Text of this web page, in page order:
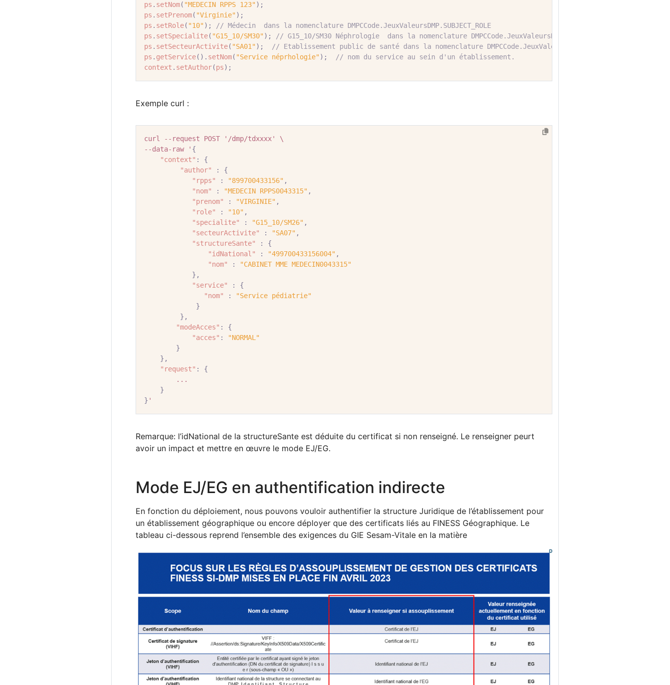
ps . setNom( "MEDECIN RPPS 123");
ps . setPrenom( "Virginie");
ps . setRole( "10");
// Médecin  dans la nomenclature DMPCCode.JeuxValeursDMP.SUBJECT_ROLE
ps . setSpecialite( "G15_10/SM30");
// G15_10/SM30 Néphrologie  dans la nomenclature DMPCCode.JeuxValeursDMP.AUTHOR_SPECIALITY
ps . setSecteurActivite( "SA01");
// Etablissement public de santé dans la nomenclature
ps . getService(). setNom( "Service néprhologie");
// nom du service au sein d'un établissement.
context . setAuthor(ps);
Exemple curl :
curl --request POST '/dmp/tdxxxx'
\
--data-raw
' {
"context" :
{
"author"
:
{
"rpps"
: "899700433156" ,
"nom"
: "MEDECIN RPPS0043315" ,
"prenom"
: "VIRGINIE" ,
"role"
: "10" ,
"specialite"
: "G15_10/SM26" ,
"secteurActivite"
: "SA07" ,
"structureSante"
:
{
"idNational"
: "499700433156004" ,
"nom"
:
"CABINET MME MEDECIN0043315"
},
"service"
:
{
"nom"
:
"Service pédiatrie"
}
},
"modeAcces" :
{
"acces" :
"NORMAL"
}
},
"request" :
{
...
}
} '
Remarque: l’idNational de la structureSante est déduite du certificat si non renseigné. Le renseigner peurt
avoir un impact et mettre en œuvre le mode EJ/EG.
Mode EJ/EG en authentification indirecte
En fonction du déploiement, nous pouvons vouloir authentifier la structure Juridique de l’établissement pour
un établissement géographique ou encore déployer que des certificats liés au FINESS Géographique. Le
tableau ci-dessous reprend l’ensemble des exigences du GIE Sesam-Vitale en la matière